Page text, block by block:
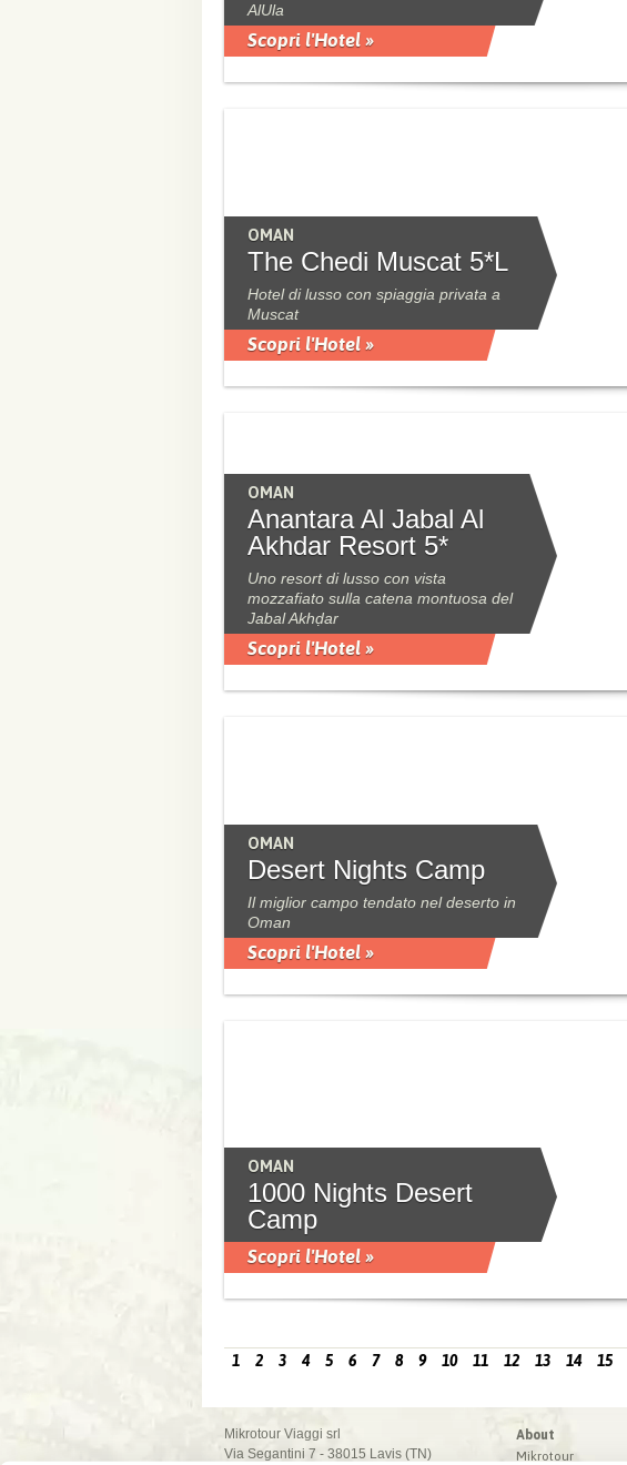
AlUla
Scopri l'Hotel »
OMAN
The Chedi Muscat 5*L
Hotel di lusso con spiaggia privata a
Muscat
Scopri l'Hotel »
OMAN
Anantara Al Jabal Al
Akhdar Resort 5*
Uno resort di lusso con vista
mozzafiato sulla catena montuosa del
Jabal Akhḍar
Scopri l'Hotel »
OMAN
Desert Nights Camp
Il miglior campo tendato nel deserto in
Oman
Scopri l'Hotel »
OMAN
1000 Nights Desert
Camp
Scopri l'Hotel »
1 2 3 4 5 6 7 8 9 10 11 12 13 14 15
Mikrotour Viaggi srl
Via Segantini 7 - 38015 Lavis (TN)
About
Mikrotour